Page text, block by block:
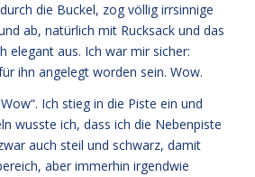
die Buckel, zog völlig irrsinnige
ab, natürlich mit Rucksack und das
elegant aus. Ich war mir sicher:
ihn angelegt worden sein. Wow.
Ich stieg in die Piste ein und
wusste ich, dass ich die Nebenpiste
auch steil und schwarz, damit
aber immerhin irgendwie